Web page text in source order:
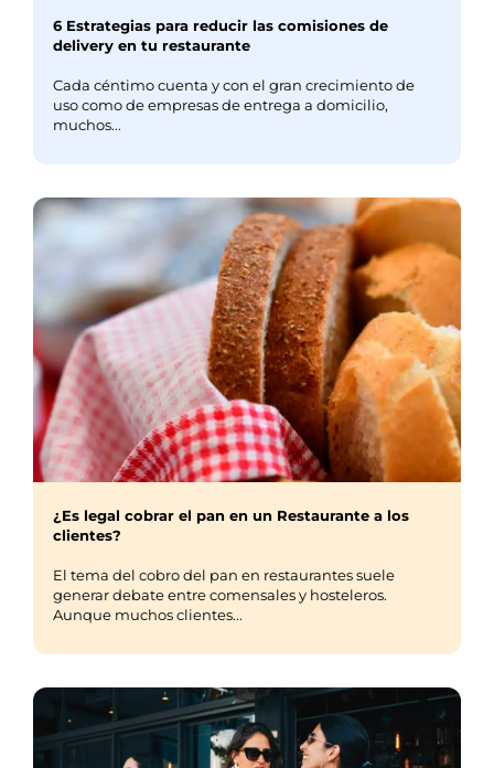
6 Estrategias para reducir las comisiones de
delivery en tu restaurante
Cada céntimo cuenta y con el gran crecimiento de
uso como de empresas de entrega a domicilio,
muchos...
¿Es legal cobrar el pan en un Restaurante a los
clientes?
El tema del cobro del pan en restaurantes suele
generar debate entre comensales y hosteleros.
Aunque muchos clientes...